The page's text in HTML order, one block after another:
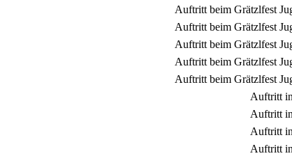
Auftritt beim Grätzlfest
Auftritt beim Grätzlfest
Auftritt beim Grätzlfest
Auftritt beim Grätzlfest
Auftritt beim Grätzlfest
Auftritt
Auftritt
Auftritt
Auftritt